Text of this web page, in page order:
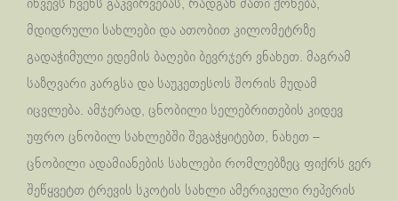
მდიდრული სახლები და ათობით კილომეტრზე
გადაჭიმული ედემის ბაღები ბევრჯერ ვნახეთ. მაგრამ
საზღვარი კარგსა და საუკეთესოს შორის მუდამ
იცვლება. ამჯერად, ცნობილი სელებრითების კიდევ
უფრო ცნობილ სახლებში შეგაჭყიტებთ, ნახეთ –
ცნობილი ადამიანების სახლები რომლებზეც ფიქრს ვერ
შეწყვეტთ ტრევის სკოტის სახლი ამერიკელი რეპერის